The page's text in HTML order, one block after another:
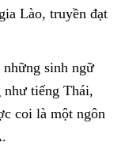
Lào, truyền đạt
sinh ngữ
tiếng Thái,
coi là một ngôn